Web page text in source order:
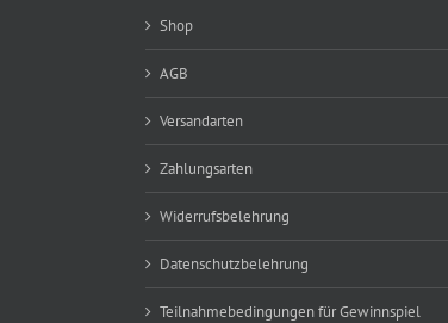
Shop
AGB
Versandarten
Zahlungsarten
Widerrufsbelehrung
Datenschutzbelehrung
Teilnahmebedingungen für Gewinnspiel